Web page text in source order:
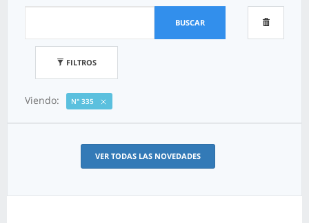
BUSCAR
FILTROS
Viendo: N° 335
VER TODAS LAS NOVEDADES